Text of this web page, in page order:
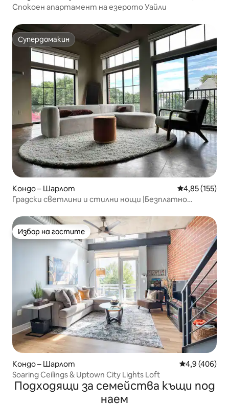
Спокоен апартамент на езерото Уайли
Супердомакин
Супердомакин
Кондо – Шарлот Средна
4,85 (155)
Градски светлини и стилни нощи |Безплатно
Избор на гостите
Избор на гостите
Кондо – Шарлот Средна
4,9 (406)
Soaring Ceilings & Uptown City Lights Loft
Подходящи за семейства къщи под
наем